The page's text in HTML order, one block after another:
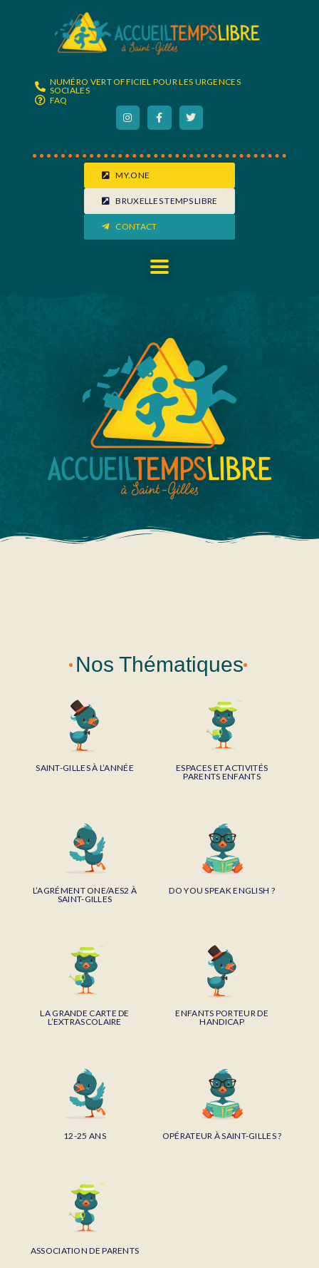
NUMÉRO VERT OFFICIEL POUR LES URGENCES
SOCIALES
FAQ
MY.ONE
BRUXELLES TEMPS LIBRE
CONTACT
Nos Thématiques
SAINT-GILLES À L’ANNÉE
ESPACES ET ACTIVITÉS
PARENTS ENFANTS
L’AGRÉMENT ONE/AES2 À
SAINT-GILLES
DO YOU SPEAK ENGLISH ?
LA GRANDE CARTE DE
L’EXTRASCOLAIRE
ENFANTS PORTEUR DE
HANDICAP
12-25 ANS OPÉRATEUR À SAINT-GILLES ?
ASSOCIATION DE PARENTS